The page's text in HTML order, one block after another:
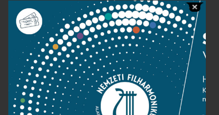
Sajtószoba
Adatvédelem
Impresszum
NEMZETI